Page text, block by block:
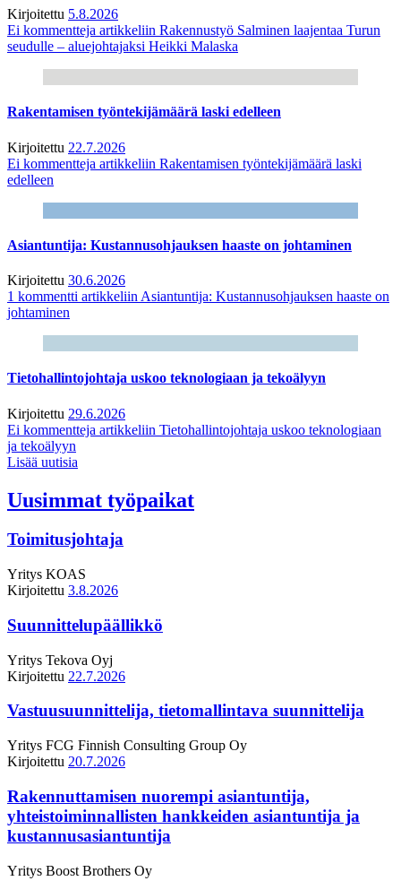
Kirjoitettu 5.8.2026
Ei kommentteja artikkeliin Rakennustyö Salminen laajentaa Turun
seudulle – aluejohtajaksi Heikki Malaska
Rakentamisen työntekijämäärä laski edelleen
Kirjoitettu 22.7.2026
Ei kommentteja artikkeliin Rakentamisen työntekijämäärä laski
edelleen
Asiantuntija: Kustannusohjauksen haaste on johtaminen
Kirjoitettu 30.6.2026
1 kommentti artikkeliin Asiantuntija: Kustannusohjauksen haaste on
johtaminen
Tietohallintojohtaja uskoo teknologiaan ja tekoälyyn
Kirjoitettu 29.6.2026
Ei kommentteja artikkeliin Tietohallintojohtaja uskoo teknologiaan
ja tekoälyyn
Lisää uutisia
Uusimmat työpaikat
Toimitusjohtaja
Yritys KOAS
Kirjoitettu 3.8.2026
Suunnittelupäällikkö
Yritys Tekova Oyj
Kirjoitettu 22.7.2026
Vastuusuunnittelija, tietomallintava suunnittelija
Yritys FCG Finnish Consulting Group Oy
Kirjoitettu 20.7.2026
Rakennuttamisen nuorempi asiantuntija,
yhteistoiminnallisten hankkeiden asiantuntija ja
kustannusasiantuntija
Yritys Boost Brothers Oy